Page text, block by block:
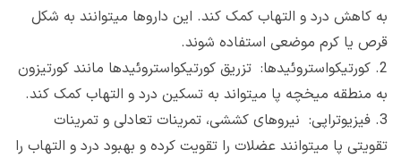
به کاهش درد و التهاب کمک کند. این داروها میتوانند به شکل
قرص یا کرم موضعی استفاده شوند.
2. کورتیکواستروئیدها: تزریق کورتیکواستروئیدها مانند کورتیزون
به منطقه میخچه پا میتواند به تسکین درد و التهاب کمک کند.
3. فیزیوتراپی: نیروهای کششی، تمرینات تعادلی و تمرینات
تقویتی پا میتوانند عضلات را تقویت کرده و بهبود درد و التهاب را